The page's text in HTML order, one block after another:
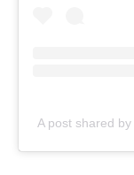
A post shared